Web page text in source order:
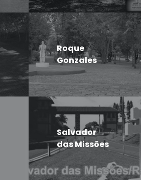
Roque
Gonzales
Salvador
das Missões